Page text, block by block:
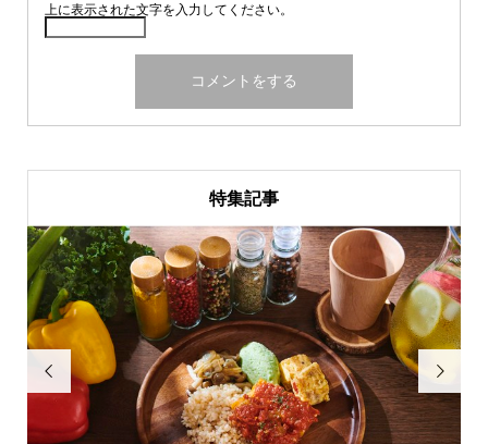
上に表示された文字を入力してください。
特集記事
 